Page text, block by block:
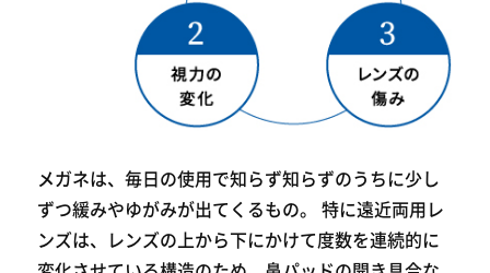
メガネは、毎日の使用で知らず知らずのうちに少し
ずつ緩みやゆがみが出てくるもの。 特に遠近両用レ
ンズは、レンズの上から下にかけて度数を連続的に